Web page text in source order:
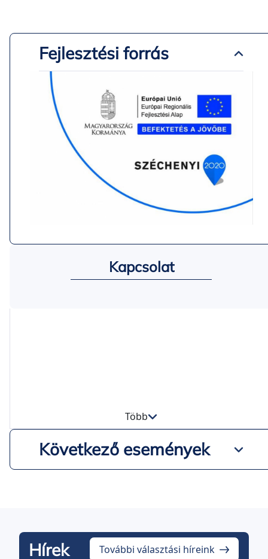
Fejlesztési forrás
Kapcsolat
Több
Következő események
Hírek További választási híreink